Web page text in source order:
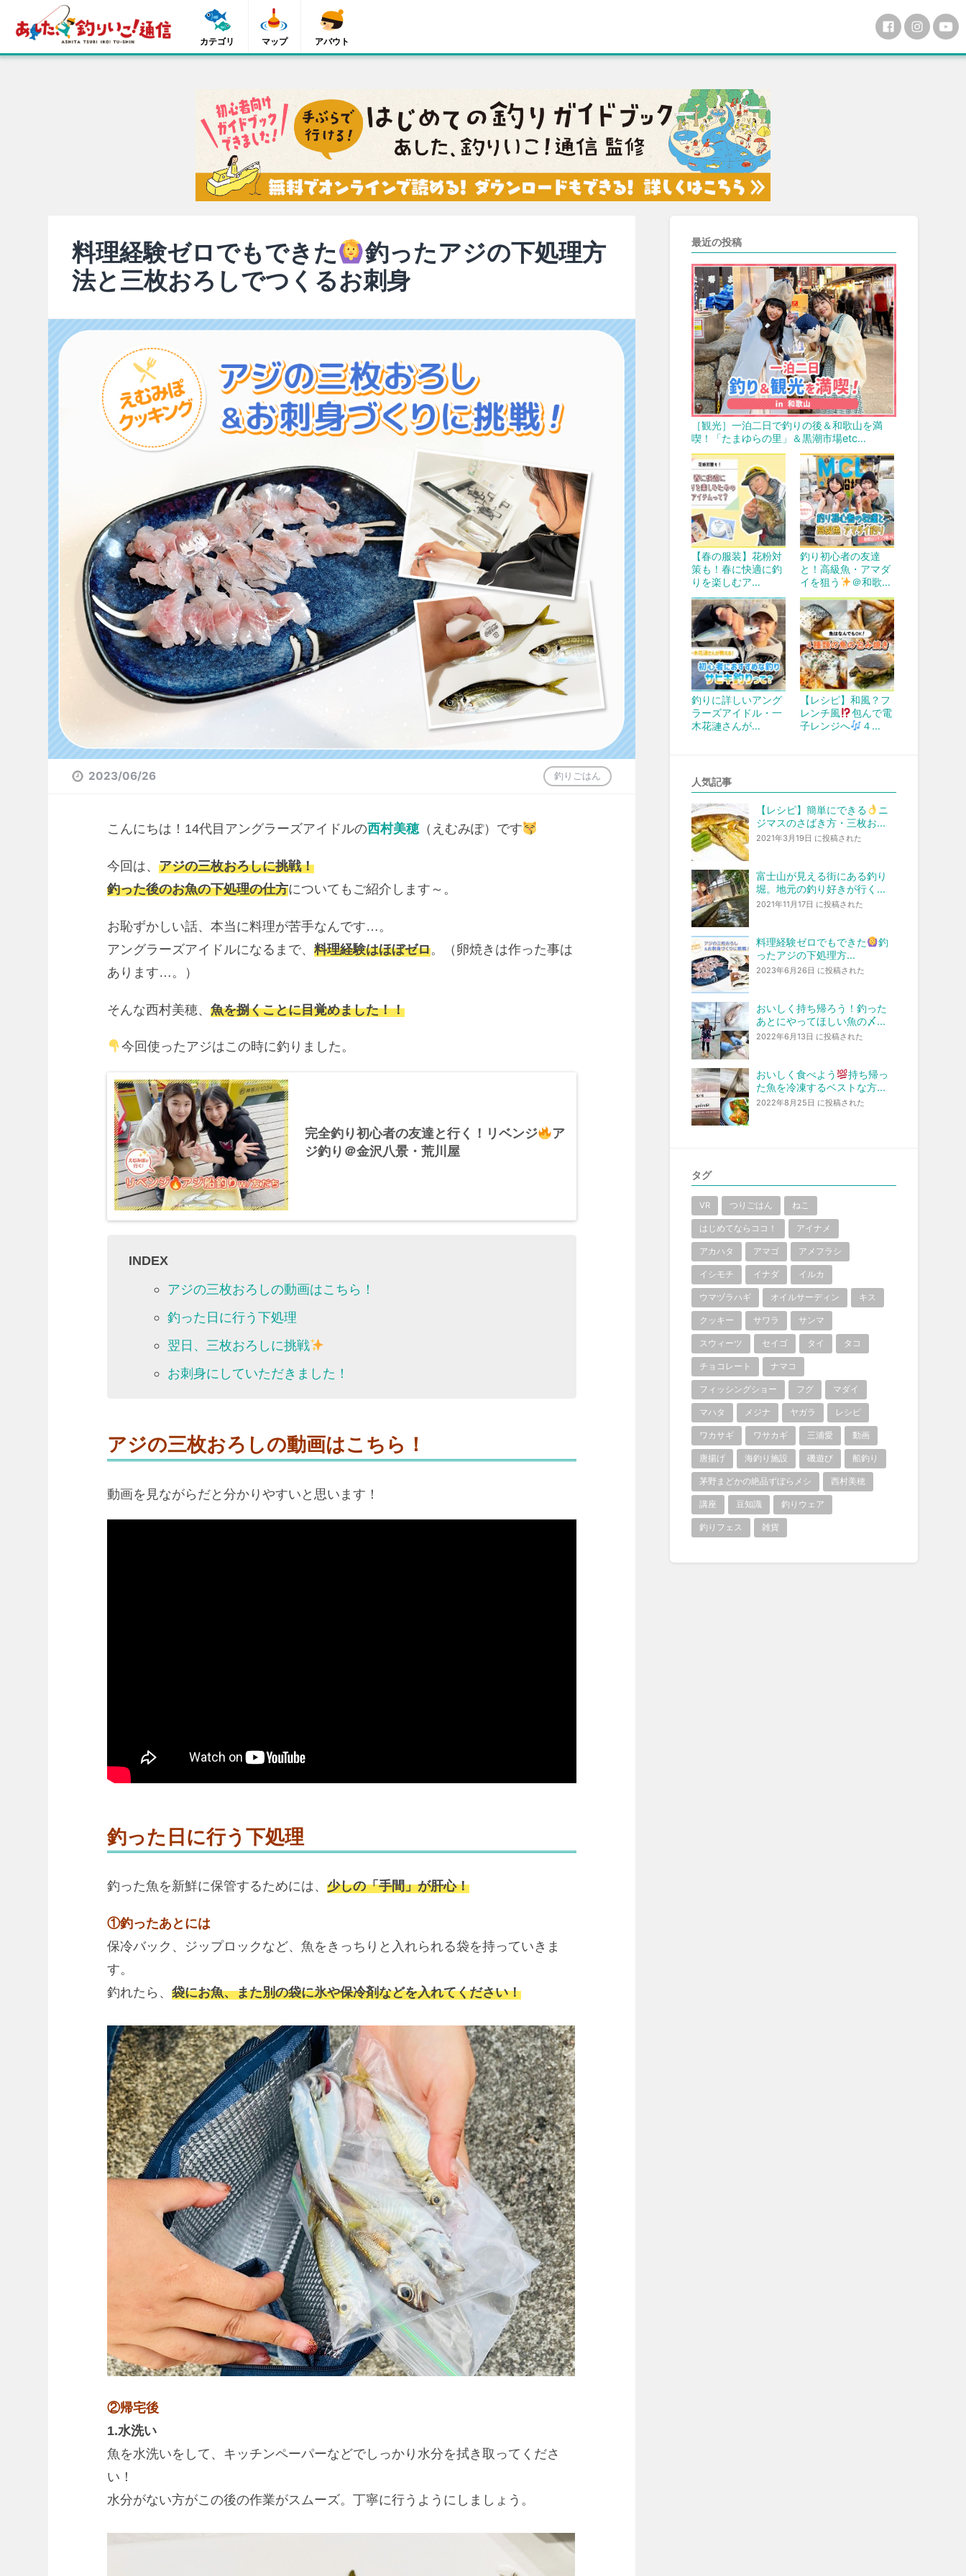
カテゴリ マップ アバウト
料理経験ゼロでもできた
釣ったアジの下処理方
法と三枚おろしでつくるお刺身
2023/06/26 釣りごはん
こんにちは！14代目アングラーズアイドルの西村美穂（えむみぽ）です
今回は、 アジの三枚おろしに挑戦！
釣った後のお魚の下処理の仕方についてもご紹介します～。
お恥ずかしい話、本当に料理が苦手なんです…。
アングラーズアイドルになるまで、 料理経験はほぼゼロ。（卵焼きは作った事は
あります…。）
そんな西村美穂、 魚を捌くことに目覚めました！！
今回使ったアジはこの時に釣りました。
完全釣り初心者の友達と行く！リベンジ
ア
ジ釣り＠金沢八景・荒川屋
INDEX
アジの三枚おろしの動画はこちら！
釣った日に行う下処理
翌日、三枚おろしに挑戦
お刺身にしていただきました！
アジの三枚おろしの動画はこちら！
動画を見ながらだと分かりやすいと思います！
釣った日に行う下処理
釣った魚を新鮮に保管するためには、 少しの「手間」が肝心！
①釣ったあとには
保冷バック、ジップロックなど、魚をきっちりと入れられる袋を持っていきま
す。
釣れたら、 袋にお魚、また別の袋に氷や保冷剤などを入れてください！
②帰宅後
1.水洗い
魚を水洗いをして、キッチンペーパーなどでしっかり水分を拭き取ってくださ
い！
水分がない方がこの後の作業がスムーズ。丁寧に行うようにしましょう。
最近の投稿
［観光］一泊二日で釣りの後＆和歌山を満
喫！「たまゆらの里」＆黒潮市場etc…
【春の服装】花粉対
策も！春に快適に釣
りを楽しむア…
釣り初心者の友達
と！高級魚・アマダ
イを狙う
＠和歌…
釣りに詳しいアング
ラーズアイドル・一
木花漣さんが…
【レシピ】和風？フ
レンチ風
包んで電
子レンジへ
４…
人気記事
【レシピ】簡単にできる
ニ
ジマスのさばき方・三枚お...
2021年3月19日 に投稿された
富士山が見える街にある釣り
堀。地元の釣り好きが行く...
2021年11月17日 に投稿された
料理経験ゼロでもできた
釣
ったアジの下処理方...
2023年6月26日 に投稿された
おいしく持ち帰ろう！釣った
あとにやってほしい魚の〆...
2022年6月13日 に投稿された
おいしく食べよう
持ち帰っ
た魚を冷凍するベストな方...
2022年8月25日 に投稿された
タグ
VR つりごはん ねこ
はじめてならココ！ アイナメ
アカハタ アマゴ アメフラシ
イシモチ イナダ イルカ
ウマヅラハギ オイルサーディン キス
クッキー サワラ サンマ
スウィーツ セイゴ タイ タコ
チョコレート ナマコ
フィッシングショー フグ マダイ
マハタ メジナ ヤガラ レシピ
ワカサギ ワサカギ 三浦愛 動画
唐揚げ 海釣り施設 磯遊び 船釣り
茅野まどかの絶品ずぼらメシ 西村美穂
講座 豆知識 釣りウェア
釣りフェス 雑貨